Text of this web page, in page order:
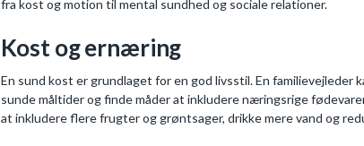
fra kost og motion til mental sundhed og sociale relationer.
Kost og ernæring
En sund kost er grundlaget for en god livsstil. En
sunde måltider og finde måder at inkludere næringsrige
at inkludere flere frugter og grøntsager, drikke mere vand og